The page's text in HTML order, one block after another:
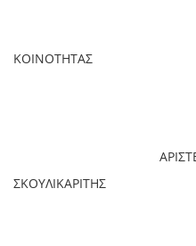
ΤΗΣ
ΚΟΙΝΟΤΗΤΑΣ
ΑΡΙΣΤΕΙΔΗΣ
ΣΚΟΥΛΙΚΑΡΙΤΗΣ